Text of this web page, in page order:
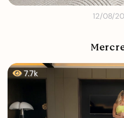
12/08/
7.7k